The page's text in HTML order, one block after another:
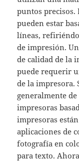
puntos precisos.
pueden estar
líneas,
de impresión.
de calidad de la
puede requerir
de la impresora.
generalmente
impresoras
impresoras
aplicaciones de
fotografía en
para texto.